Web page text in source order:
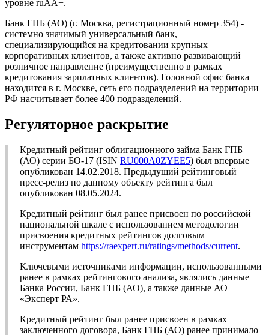
уровне ruAA+.
Банк ГПБ (АО) (г. Москва, регистрационный номер 354) -
системно значимый универсальный банк,
специализирующийся на кредитовании крупных
корпоративных клиентов, а также активно развивающий
розничное направление (преимущественно в рамках
кредитования зарплатных клиентов). Головной офис банка
находится в г. Москве, сеть его подразделений на территории
РФ насчитывает более 400 подразделений.
Регуляторное раскрытие
Кредитный рейтинг облигационного займа Банк ГПБ
(АО) серии БО-17 (ISIN RU000A0ZYEE5) был впервые
опубликован 14.02.2018. Предыдущий рейтинговый
пресс-релиз по данному объекту рейтинга был
опубликован 08.05.2024.
Кредитный рейтинг был ранее присвоен по российской
национальной шкале с использованием методологии
присвоения кредитных рейтингов долговым
инструментам https://raexpert.ru/ratings/methods/current.
Ключевыми источниками информации, использованными
ранее в рамках рейтингового анализа, являлись данные
Банка России, Банк ГПБ (АО), а также данные АО
«Эксперт РА».
Кредитный рейтинг был ранее присвоен в рамках
заключенного договора, Банк ГПБ (АО) ранее принимало